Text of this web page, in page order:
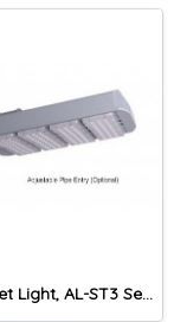
LED Street Light, AL-ST3 Series